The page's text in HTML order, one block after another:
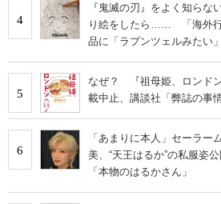
4
『鬼滅の刃』をよく知らな
り絵をしたら…… 「海外行
品に「ラプンツェルみたい」
5
なぜ？ 『祖母姫、ロンド
載中止、講談社「弊誌の事
6
「あまりに本人」セーラー
美、“天王はるか”の私服姿
「本物のはるかさん」